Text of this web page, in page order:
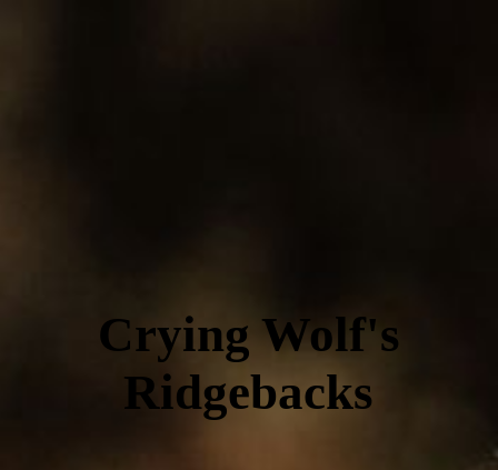
Crying Wolf's
Ridgebacks